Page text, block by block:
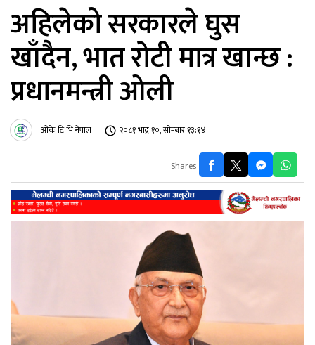
अहिलेको सरकारले घुस
खाँदैन, भात राेटी मात्र खान्छ :
प्रधानमन्त्री ओली
ओके टि भि नेपाल २०८१ भाद्र १०, सोमबार १३:१४
Shares